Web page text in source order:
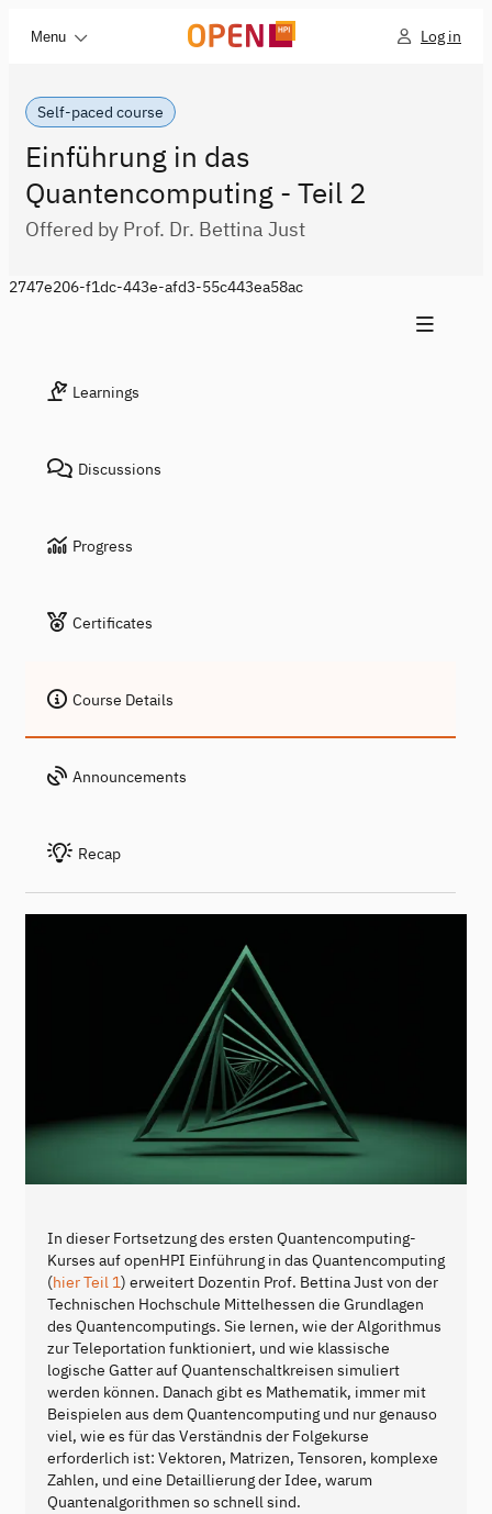
Menu Log in
Self-paced course
Einführung in das
Quantencomputing - Teil 2
Offered by Prof. Dr. Bettina Just
2747e206-f1dc-443e-afd3-55c443ea58ac
Learnings
Discussions
Progress
Certificates
Course Details
Announcements
Recap
In dieser Fortsetzung des ersten Quantencomputing-
Kurses auf openHPI Einführung in das Quantencomputing
(hier Teil 1) erweitert Dozentin Prof. Bettina Just von der
Technischen Hochschule Mittelhessen die Grundlagen
des Quantencomputings. Sie lernen, wie der Algorithmus
zur Teleportation funktioniert, und wie klassische
logische Gatter auf Quantenschaltkreisen simuliert
werden können. Danach gibt es Mathematik, immer mit
Beispielen aus dem Quantencomputing und nur genauso
viel, wie es für das Verständnis der Folgekurse
erforderlich ist: Vektoren, Matrizen, Tensoren, komplexe
Zahlen, und eine Detaillierung der Idee, warum
Quantenalgorithmen so schnell sind.